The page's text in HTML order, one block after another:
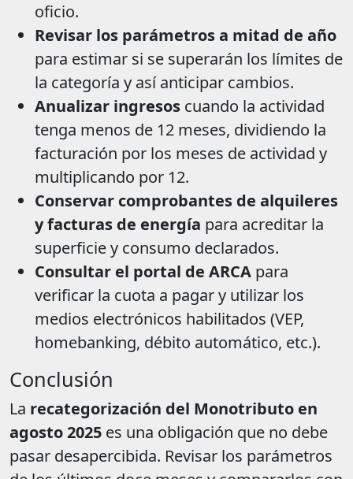
oficio.
Revisar los parámetros a mitad de año
para estimar si se superarán los límites de
la categoría y así anticipar cambios.
Anualizar ingresos cuando la actividad
tenga menos de 12 meses, dividiendo la
facturación por los meses de actividad y
multiplicando por 12.
Conservar comprobantes de alquileres
y facturas de energía para acreditar la
superficie y consumo declarados.
Consultar el portal de ARCA para
verificar la cuota a pagar y utilizar los
medios electrónicos habilitados (VEP,
homebanking, débito automático, etc.).
Conclusión
La recategorización del Monotributo en
agosto 2025 es una obligación que no debe
pasar desapercibida. Revisar los parámetros